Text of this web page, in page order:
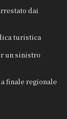
dai
turistica
un sinistro
finale regionale